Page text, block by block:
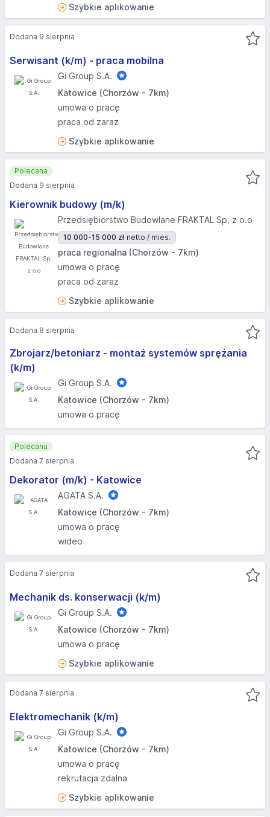
Szybkie aplikowanie
Serwisant (k/m) - praca mobilna
Gi Group S.A.
Katowice (Chorzów - 7km)
umowa o pracę
praca od zaraz
Szybkie aplikowanie
Dodana 9 sierpnia
Kierownik budowy (m/k)
Przedsiębiorstwo Budowlane FRAKTAL Sp. z o.o
10 000-15 000 zł netto / mies.
praca regionalna (Chorzów - 7km)
umowa o pracę
praca od zaraz
Szybkie aplikowanie
Polecana
Dodana 9 sierpnia
Zbrojarz/betoniarz - montaż systemów sprężania
(k/m)
Gi Group S.A.
Katowice (Chorzów - 7km)
umowa o pracę
Dodana 8 sierpnia
Dekorator (m/k) - Katowice
AGATA S.A.
Katowice (Chorzów - 7km)
umowa o pracę
wideo
Polecana
Dodana 7 sierpnia
Mechanik ds. konserwacji (k/m)
Gi Group S.A.
Katowice (Chorzów - 7km)
umowa o pracę
Szybkie aplikowanie
Dodana 7 sierpnia
Elektromechanik (k/m)
Gi Group S.A.
Katowice (Chorzów - 7km)
umowa o pracę
rekrutacja zdalna
Szybkie aplikowanie
Dodana 7 sierpnia